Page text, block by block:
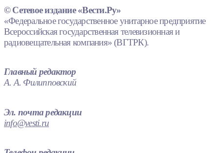
© Сетевое издание «Вести.Ру»
«Федеральное государственное унитарное предприятие
Всероссийская государственная телевизионная и
радиовещательная компания» (ВГТРК).
Главный редактор
А. А. Филипповский
Эл. почта редакции
info@vesti.ru